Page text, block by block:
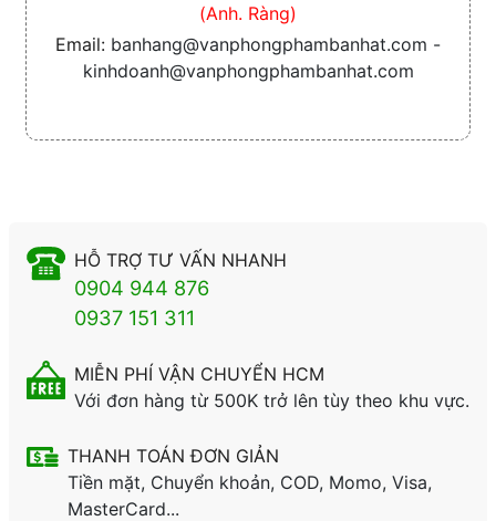
(Anh. Ràng)
Email: banhang@vanphongphambanhat.com -
kinhdoanh@vanphongphambanhat.com
HỖ TRỢ TƯ VẤN NHANH
0904 944 876
0937 151 311
MIỄN PHÍ VẬN CHUYỂN HCM
Với đơn hàng từ 500K trở lên tùy theo khu vực.
THANH TOÁN ĐƠN GIẢN
Tiền mặt, Chuyển khoản, COD, Momo, Visa,
MasterCard...